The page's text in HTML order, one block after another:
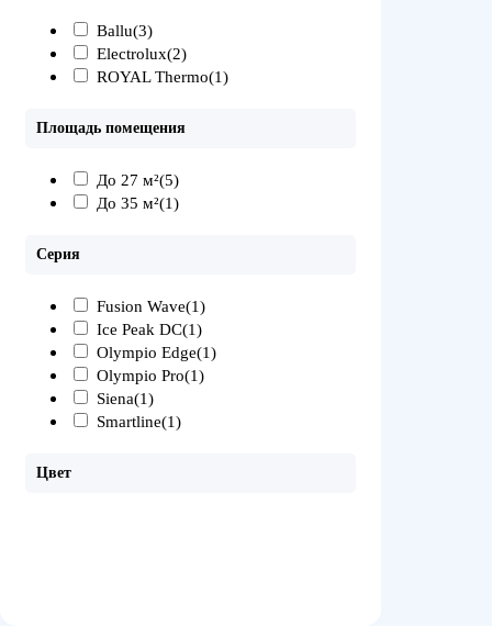
Ballu(3)
Electrolux(2)
ROYAL Thermo(1)
Площадь помещения
До 27 м²(5)
До 35 м²(1)
Серия
Fusion Wave(1)
Ice Peak DC(1)
Olympio Edge(1)
Olympio Pro(1)
Siena(1)
Smartline(1)
Цвет